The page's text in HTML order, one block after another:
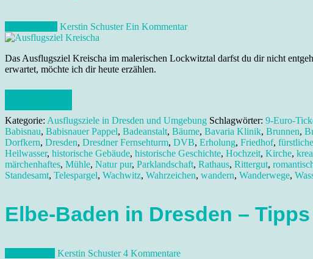
Kerstin Schuster Ein Kommentar
Das Ausflugsziel Kreischa im malerischen Lockwitztal darfst du dir nicht
erwartet, möchte ich dir heute erzählen.
Kategorie: Ausflugsziele in Dresden und Umgebung Schlagwörter: 9-Euro-
Babisnau, Babisnauer Pappel, Badeanstalt, Bäume, Bavaria Klinik, Brunnen,
Dorfkern, Dresden, Dresdner Fernsehturm, DVB, Erholung, Friedhof,
Heilwasser, historische Gebäude, historische Geschichte, Hochzeit, Kirche,
märchenhaftes, Mühle, Natur pur, Parklandschaft, Rathaus, Rittergut,
Standesamt, Telespargel, Wachwitz, Wahrzeichen, wandern, Wanderwege,
Elbe-Baden in Dresden –
Kerstin Schuster 4 Kommentare